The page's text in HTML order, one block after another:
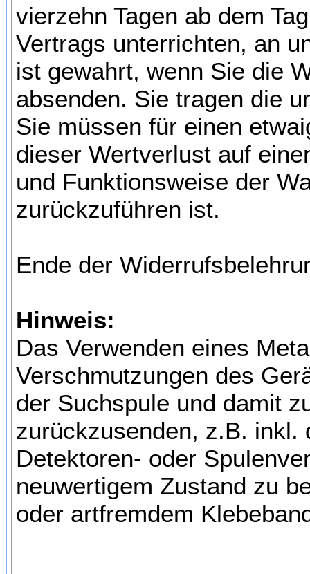
vierzehn Tagen ab dem
Vertrags unterrichten, an
ist gewahrt, wenn Sie die
absenden. Sie tragen die
Sie müssen für einen
dieser Wertverlust auf
und Funktionsweise der
zurückzuführen ist.
Ende der
Hinweis:
Das Verwenden eines
Verschmutzungen des
der Suchspule und damit
zurückzusenden, z.B. inkl.
Detektoren- oder
neuwertigem Zustand zu
oder artfremdem